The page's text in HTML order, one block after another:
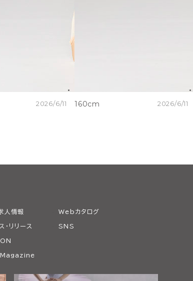
2026/6/11 160cm 2026/6/11
人情報
・リリース
Webカタログ
SNS